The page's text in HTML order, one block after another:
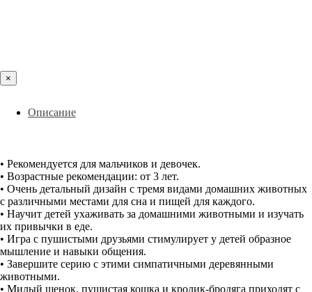
×
Описание
• Рекомендуется для мальчиков и девочек.
• Возрастные рекомендации: от 3 лет.
• Очень детальный дизайн с тремя видами домашних животных
с различными местами для сна и пищей для каждого.
• Научит детей ухаживать за домашними животными и изучать
их привычки в еде.
• Игра с пушистыми друзьями стимулирует у детей образное
мышление и навыки общения.
• Завершите серию с этими симпатичными деревянными
животными.
• Милый щенок, пушистая кошка и кролик-бродяга приходят с